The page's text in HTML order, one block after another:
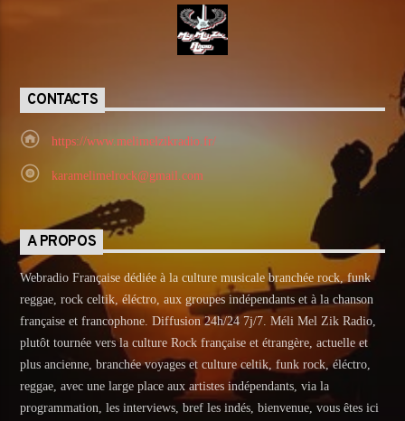
CONTACTS
https://www.melimelzikradio.fr/
karamelimelrock@gmail.com
A PROPOS
Webradio Française dédiée à la culture musicale branchée rock, funk
reggae, rock celtik, éléctro, aux groupes indépendants et à la chanson
française et francophone. Diffusion 24h/24 7j/7. Méli Mel Zik Radio,
plutôt tournée vers la culture Rock française et étrangère, actuelle et
plus ancienne, branchée voyages et culture celtik, funk rock, éléctro,
reggae, avec une large place aux artistes indépendants, via la
programmation, les interviews, bref les indés, bienvenue, vous êtes ici